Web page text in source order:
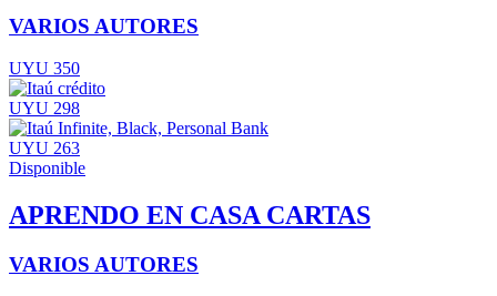
VARIOS AUTORES
UYU 350
UYU 298
UYU 263
Disponible
APRENDO EN CASA CARTAS
VARIOS AUTORES